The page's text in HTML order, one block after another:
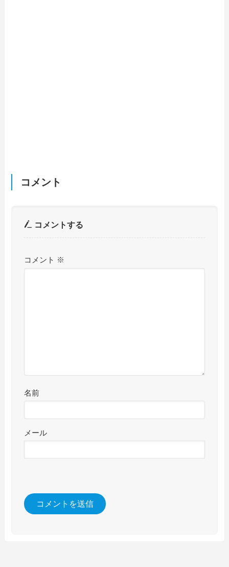
コメント
コメントする
コメント ※
名前
メール